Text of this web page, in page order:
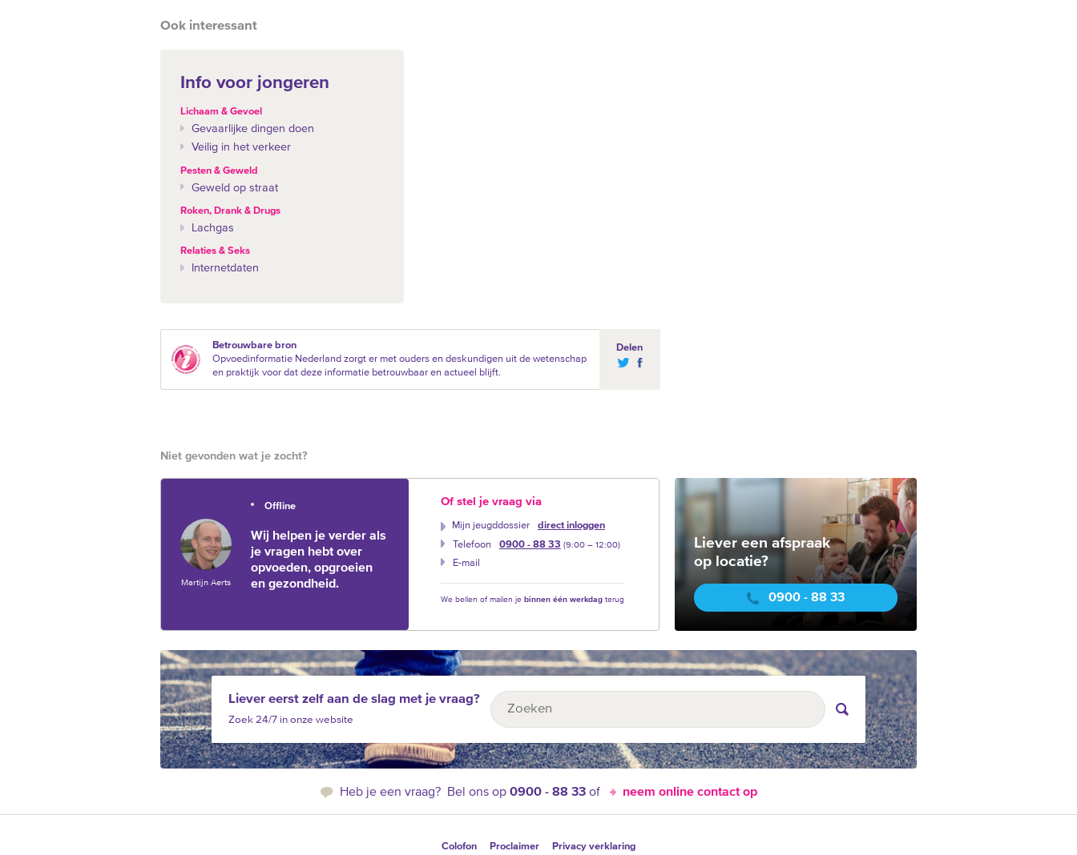
Ook interessant
Info voor jongeren
Lichaam & Gevoel
Gevaarlijke dingen doen
Veilig in het verkeer
Pesten & Geweld
Geweld op straat
Roken, Drank & Drugs
Lachgas
Relaties & Seks
Internetdaten
Betrouwbare bron
Opvoedinformatie Nederland zorgt er met ouders en deskundigen uit de wetenschap
en praktijk voor dat deze informatie betrouwbaar en actueel blijft.
Delen
Niet gevonden wat je zocht?
Martijn Aerts
Offline
Wij helpen je verder als
je vragen hebt over
opvoeden, opgroeien
en gezondheid.
Of stel je vraag via
Mijn jeugddossier
direct inloggen
Telefoon
0900 - 88 33 (9:00 –‍ 12:00)
E-mail
We bellen of mailen je binnen één werkdagterug
Liever een afspraak
op locatie?
0900 - 88 33
Liever eerst zelf aan de slag met je vraag?
Zoek 24/7 in onze website
Heb je een vraag? Bel ons op 0900 - 88 33of neem online contact op
Colofon Proclaimer Privacy verklaring